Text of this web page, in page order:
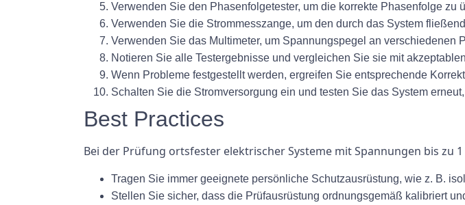
Verwenden Sie den Phasenfolgetester, um die korrekte Phasenfolge zu
Verwenden Sie die Strommesszange, um den durch das System
Verwenden Sie das Multimeter, um Spannungspegel an verschiedenen
Notieren Sie alle Testergebnisse und vergleichen Sie sie mit
Wenn Probleme festgestellt werden, ergreifen Sie entsprechende
Schalten Sie die Stromversorgung ein und testen Sie das System
Best Practices
Bei der Prüfung ortsfester elektrischer Systeme mit Spannungen bis zu
Tragen Sie immer geeignete persönliche Schutzausrüstung, wie z. B.
Stellen Sie sicher, dass die Prüfausrüstung ordnungsgemäß kalibriert